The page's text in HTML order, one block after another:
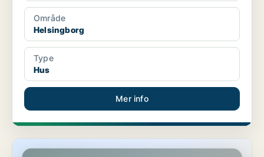
Område
Helsingborg
Type
Hus
Mer info
Hus i Helsingborg